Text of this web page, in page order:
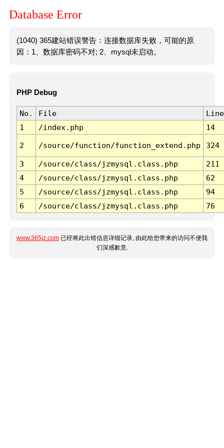
Database Error
(1040) 365建站错误警告：连接数据库失败，可能的原
因：1、数据库密码不对; 2、mysql未启动。
PHP Debug
No. File
Line
1
/index.php 14
2 /source/function/function_extend.php 324
3 /source/class/jzmysql.class.php
211
4
/source/class/jzmysql.class.php
62
5
/source/class/jzmysql.class.php
94
6
/source/class/jzmysql.class.php 76
www.365jz.com 已经将此出错信息详细记录, 由此给您带来的访问不便我
们深感歉意.